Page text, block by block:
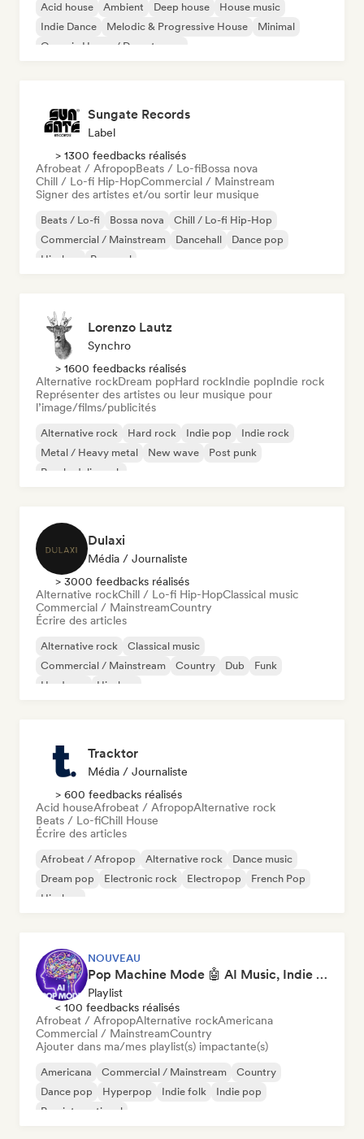
Acid house Ambient Deep house
House music
Indie Dance
Melodic & Progressive House
Minimal
Organic House / Downtempo
Sungate Records
Label
> 1300 feedbacks réalisés
Afrobeat / AfropopBeats / Lo-fiBossa nova
Chill / Lo-fi Hip-HopCommercial / Mainstream
Signer des artistes et/ou sortir leur musique
Beats / Lo-fi Bossa nova
Chill / Lo-fi Hip-Hop
Commercial / Mainstream
Dancehall
Dance pop
Hip-hop
Pop soul
Lorenzo Lautz
Synchro
> 1600 feedbacks réalisés
Alternative rockDream popHard rockIndie popIndie rock
Représenter des artistes ou leur musique pour
l’image/films/publicités
Alternative rock Hard rock Indie pop
Indie rock
Metal / Heavy metal
New wave
Post punk
Psychedelic rock
Dulaxi
Média / Journaliste
> 3000 feedbacks réalisés
Alternative rockChill / Lo-fi Hip-HopClassical music
Commercial / MainstreamCountry
Écrire des articles
Alternative rock
Classical music
Commercial / Mainstream
Country Dub
Funk
Hardcore
Hip-hop
Tracktor
Média / Journaliste
> 600 feedbacks réalisés
Acid houseAfrobeat / AfropopAlternative rock
Beats / Lo-fiChill House
Écrire des articles
Afrobeat / Afropop Alternative rock
Dance music
Dream pop
Electronic rock Electropop
French Pop
Hip-hop
NOUVEAU
Pop Machine Mode 🤖 AI Music, Indie Pop & Dream Pop
Playlist
< 100 feedbacks réalisés
Afrobeat / AfropopAlternative rockAmericana
Commercial / MainstreamCountry
Ajouter dans ma/mes playlist(s) impactante(s)
Americana Commercial / Mainstream
Country
Dance pop
Hyperpop Indie folk
Indie pop
Pop international